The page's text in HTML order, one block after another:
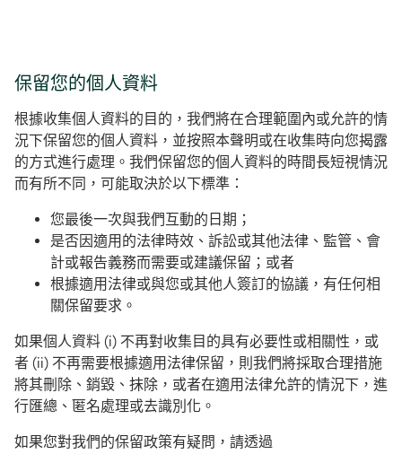
保留您的個人資料
根據收集個人資料的目的，我們將在合理範圍內或允許的情
況下保留您的個人資料，並按照本聲明或在收集時向您揭露
的方式進行處理。我們保留您的個人資料的時間長短視情況
而有所不同，可能取決於以下標準：
您最後一次與我們互動的日期；
是否因適用的法律時效、訴訟或其他法律、監管、會
計或報告義務而需要或建議保留；或者
根據適用法律或與您或其他人簽訂的協議，有任何相
關保留要求。
如果個人資料 (i) 不再對收集目的具有必要性或相關性，或
者 (ii) 不再需要根據適用法律保留，則我們將採取合理措施
將其刪除、銷毀、抹除，或者在適用法律允許的情況下，進
行匯總、匿名處理或去識別化。
如果您對我們的保留政策有疑問，請透過